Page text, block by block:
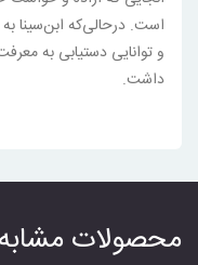
است. در‌حالی‌که ابن‌سینا
و توانایی دستیابی به
داشت.
محصولات مشابه